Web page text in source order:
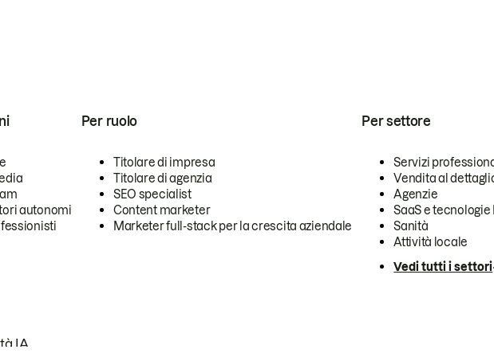
autonomi
Per ruolo
Titolare di impresa
Titolare di agenzia
SEO specialist
Content marketer
Marketer full-stack per la crescita aziendale
Per settore
Servizi
Vendita al
Agenzie
SaaS e tecnologie
Sanità
Attività locale
Vedi tutti i settori
IA.